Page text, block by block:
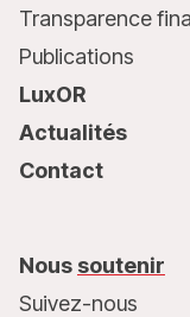
Transparence
Publications
LuxOR
Actualités
Contact
Nous soutenir
Suivez-nous